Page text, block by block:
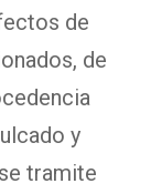
de
de
y
tramite